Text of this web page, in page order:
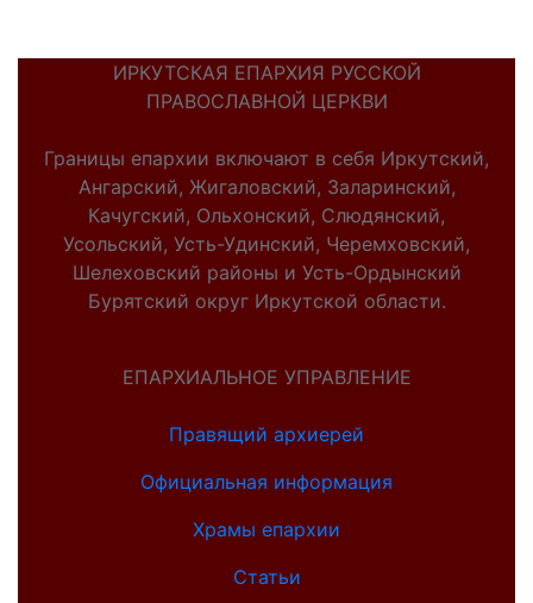
ИРКУТСКАЯ ЕПАРХИЯ РУССКОЙ
ПРАВОСЛАВНОЙ ЦЕРКВИ
Границы епархии включают в себя Иркутский,
Ангарский, Жигаловский, Заларинский,
Качугский, Ольхонский, Слюдянский,
Усольский, Усть-Удинский, Черемховский,
Шелеховский районы и Усть-Ордынский
Бурятский округ Иркутской области.
ЕПАРХИАЛЬНОЕ УПРАВЛЕНИЕ
Правящий архиерей
Официальная информация
Храмы епархии
Статьи